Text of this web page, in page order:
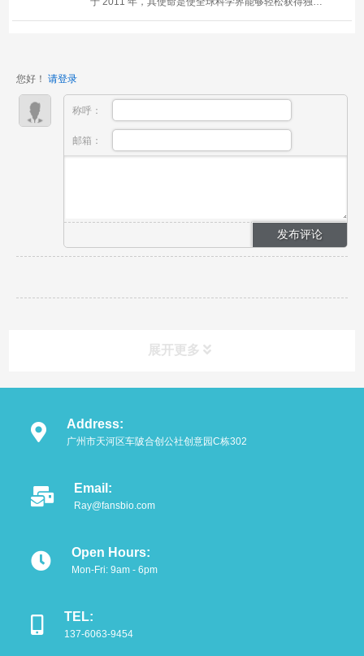
的实验室制造的研究工具。以下是其详细介绍：
您好！ 请登录
称呼：
邮箱：
展开更多
Address:
广州市天河区车陂合创公社创意园C栋302
Email:
Ray@fansbio.com
Open Hours:
Mon-Fri: 9am - 6pm
TEL:
137-6063-9454